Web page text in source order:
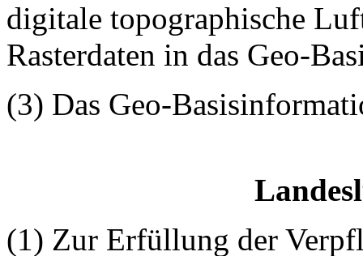
digitale topographische
Rasterdaten in das Geo-
(3) Das Geo-
(1) Zur Erfüllung der